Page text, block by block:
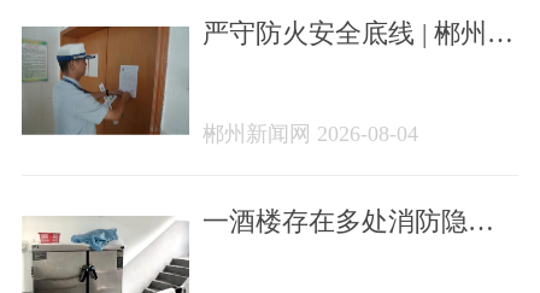
严守防火安全底线 | 郴州一
郴州新闻网 2026-08-04
一酒楼存在多处消防隐患